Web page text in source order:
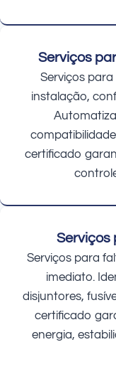
Serviços
Serviços
instalação,
certificado
Serviços
Serviços para
imediato.
disjuntores,
certificado
energia,